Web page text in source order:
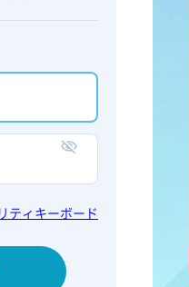
ティキーボード